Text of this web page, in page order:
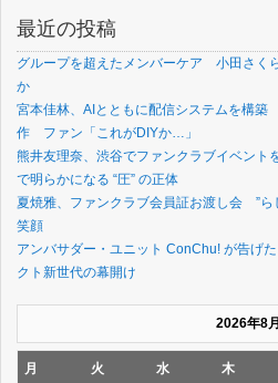
最近の投稿
グループを超えたメンバーケア 小田さく
か
宮本佳林、AIとともに配信システムを構
作 ファン「これがDIYか…」
熊井友理奈、渋谷でファンクラブイベン
で明らかになる “圧” の正体
夏焼雅、ファンクラブ会員証お渡し会 ”ら
笑顔
アンバサダー・ユニット ConChu! が告げ
クト新世代の幕開け
2026年8月
月 火 水 木